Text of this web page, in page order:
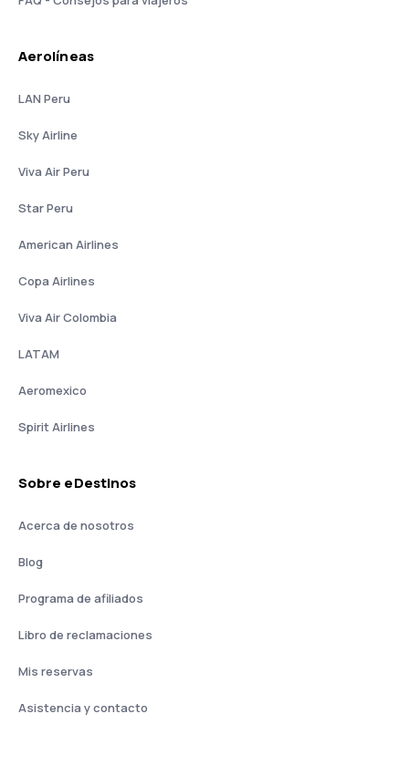
Aerolíneas
LAN Peru
Sky Airline
Viva Air Peru
Star Peru
American Airlines
Copa Airlines
Viva Air Colombia
LATAM
Aeromexico
Spirit Airlines
Sobre eDestinos
Acerca de nosotros
Blog
Programa de afiliados
Libro de reclamaciones
Mis reservas
Asistencia y contacto